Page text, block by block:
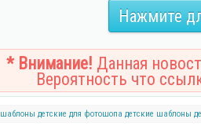
Нажмите
* Внимание! Данная
Вероятность что
шаблоны детские для фотошопа детские шаблоны